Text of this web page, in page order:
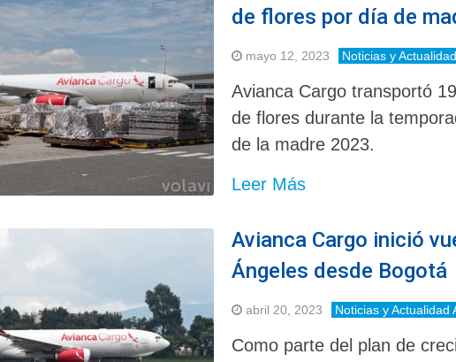
de flores por día de
mayo 12, 2023 Noticias y
Avianca Cargo transportó
de flores durante la
de la madre 2023.
Leer Más
Avianca Cargo inició
Ángeles desde Bogotá
abril 20, 2023 Noticias y Actualidad
Como parte del plan de